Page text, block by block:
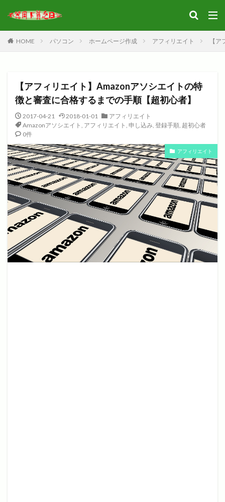
HOME パソコン ホームページ作成 アフィリエイト 【
【アフィリエイト】Amazonアソシエイトの特
徴と審査に合格するまでの手順【超初心者】
2017-04-21 2018-01-01
アフィリエイト
Amazonアソシエイト , アフィリエイト , 申し込み, 登録手順, 超初心者
0件
アフィリエイト